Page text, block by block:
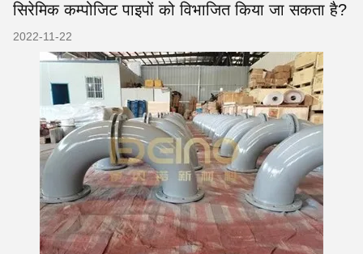
सिरेमिक कम्पोजिट पाइपों को विभाजित किया जा सकता है?
2022-11-22